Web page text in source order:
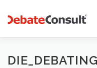
Inhalt
springen
UNSER ANGEBOT